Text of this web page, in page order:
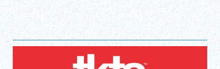
Afficher tout